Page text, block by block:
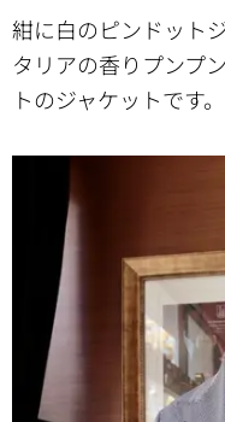
紺に白のピンドット
タリアの香りプンプ
トのジャケットです。